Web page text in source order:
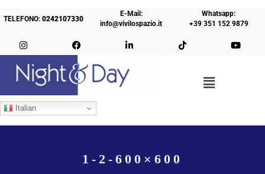
TELEFONO:0242107330
E-Mail:
info@vivilospazio.it
Whatsapp:
+39 351 152 9879
Italian
1-2-600×600